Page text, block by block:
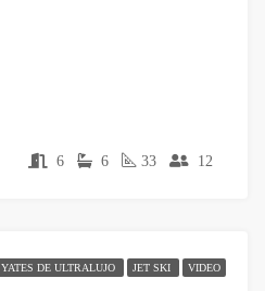
6 6 33 12
YATES DE ULTRALUJO JET SKI VIDEO